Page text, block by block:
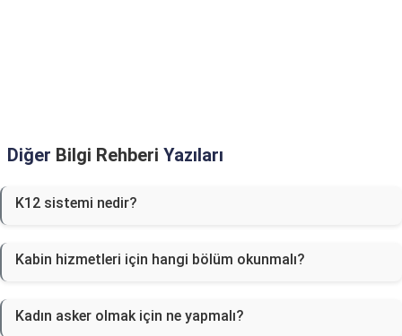
Diğer Bilgi Rehberi Yazıları
K12 sistemi nedir?
Kabin hizmetleri için hangi bölüm okunmalı?
Kadın asker olmak için ne yapmalı?